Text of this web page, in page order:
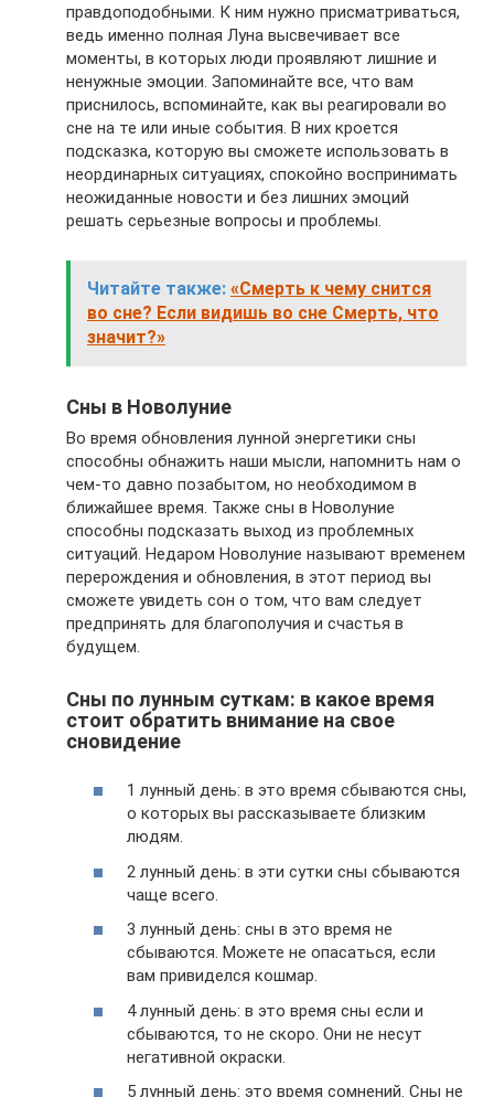
правдоподобными. К ним нужно присматриваться,
ведь именно полная Луна высвечивает все
моменты, в которых люди проявляют лишние и
ненужные эмоции. Запоминайте все, что вам
приснилось, вспоминайте, как вы реагировали во
сне на те или иные события. В них кроется
подсказка, которую вы сможете использовать в
неординарных ситуациях, спокойно воспринимать
неожиданные новости и без лишних эмоций
решать серьезные вопросы и проблемы.
Читайте также: «Смерть к чему снится
во сне? Если видишь во сне Смерть, что
значит?»
Сны в Новолуние
Во время обновления лунной энергетики сны
способны обнажить наши мысли, напомнить нам о
чем-то давно позабытом, но необходимом в
ближайшее время. Также сны в Новолуние
способны подсказать выход из проблемных
ситуаций. Недаром Новолуние называют временем
перерождения и обновления, в этот период вы
сможете увидеть сон о том, что вам следует
предпринять для благополучия и счастья в
будущем.
Сны по лунным суткам: в какое время
стоит обратить внимание на свое
сновидение
1 лунный день: в это время сбываются сны,
о которых вы рассказываете близким
людям.
2 лунный день: в эти сутки сны сбываются
чаще всего.
3 лунный день: сны в это время не
сбываются. Можете не опасаться, если
вам привиделся кошмар.
4 лунный день: в это время сны если и
сбываются, то не скоро. Они не несут
негативной окраски.
5 лунный день: это время сомнений. Сны не